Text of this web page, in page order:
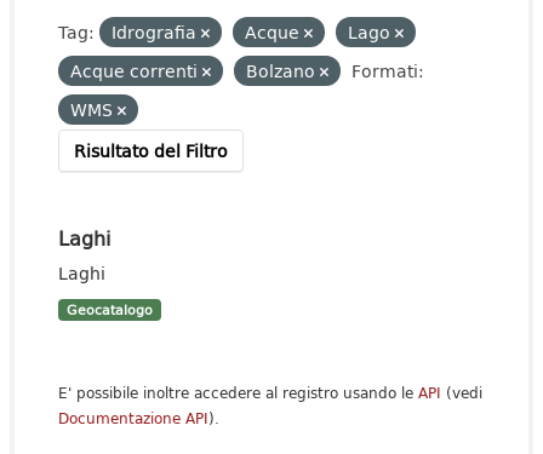
Tag: Idrografia Acque
Lago
Acque correnti
Bolzano
Formati:
WMS
Risultato del Filtro
Laghi
Laghi
Geocatalogo
E' possibile inoltre accedere al registro usando le API (vedi
Documentazione API).